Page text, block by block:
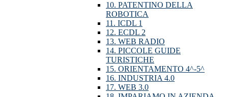
10. PATENTINO DELLA
ROBOTICA
11. ICDL 1
12. ECDL 2
13. WEB RADIO
14. PICCOLE GUIDE
TURISTICHE
15. ORIENTAMENTO 4^-5^
16. INDUSTRIA 4.0
17. WEB 3.0